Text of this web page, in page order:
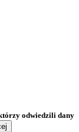
odwiedzili dany